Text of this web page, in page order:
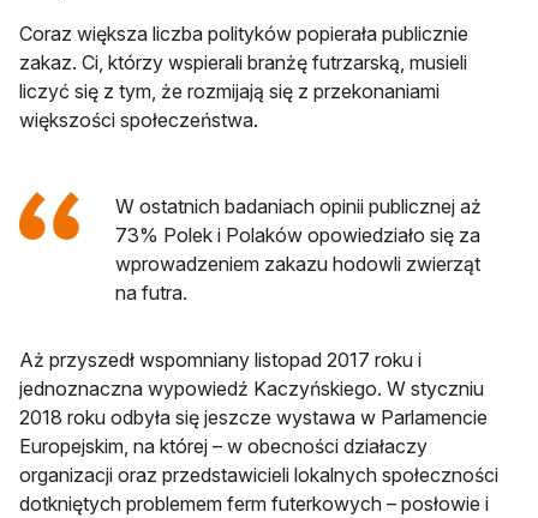
Coraz większa liczba polityków popierała publicznie
zakaz. Ci, którzy wspierali branżę futrzarską, musieli
liczyć się z tym, że rozmijają się z przekonaniami
większości społeczeństwa.
W ostatnich badaniach opinii publicznej aż
73% Polek i Polaków opowiedziało się za
wprowadzeniem zakazu hodowli zwierząt
na futra.
Aż przyszedł wspomniany listopad 2017 roku i
jednoznaczna wypowiedź Kaczyńskiego. W styczniu
2018 roku odbyła się jeszcze wystawa w Parlamencie
Europejskim, na której – w obecności działaczy
organizacji oraz przedstawicieli lokalnych społeczności
dotkniętych problemem ferm futerkowych – posłowie i